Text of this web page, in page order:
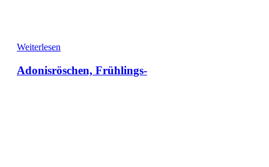
Weiterlesen
Adonisröschen, Frühlings-